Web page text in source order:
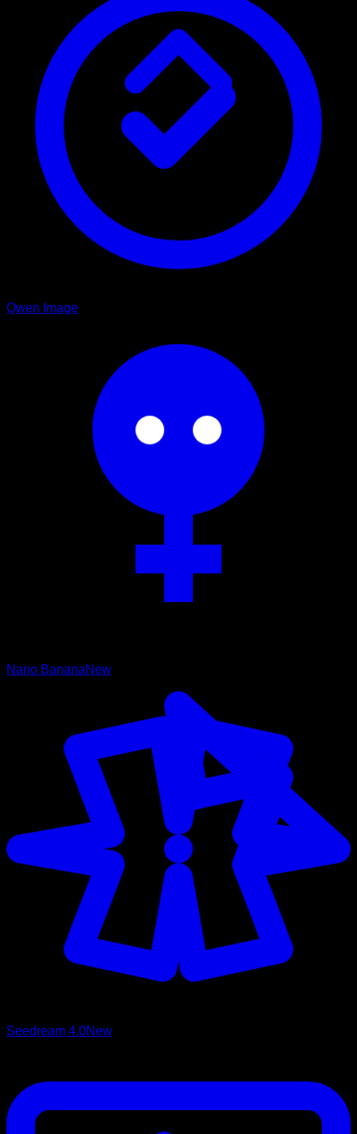
Qwen Image
Nano BananaNew
Seedream 4.0New